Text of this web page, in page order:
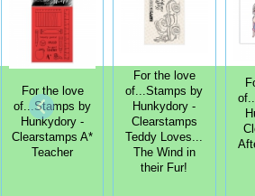
For the love
of...Stamps by
Hunkydory -
Clearstamps A*
Teacher
For the love
of...Stamps by
Hunkydory -
Clearstamps
Teddy Loves...
The Wind in
their Fur!